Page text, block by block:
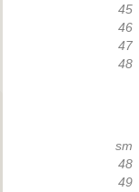
45
46
47
48
sm
48
49